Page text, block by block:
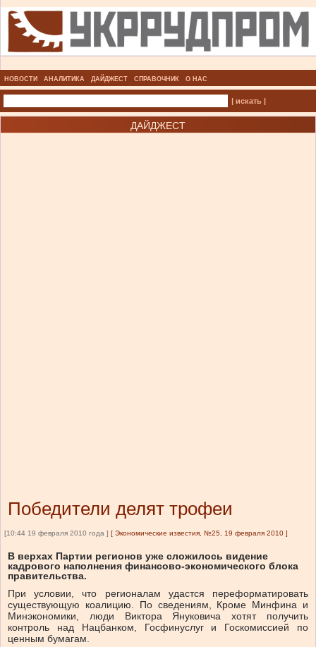
НОВОСТИ АНАЛИТИКА ДАЙДЖЕСТ СПРАВОЧНИК О НАС
| искать |
ДАЙДЖЕСТ
Победители делят трофеи
[10:44 19 февраля 2010 года ] [ Экономические известия, №25, 19 февраля 2010 ]
В верхах Партии регионов уже сложилось видение
кадрового наполнения финансово-экономического блока
правительства.
При условии, что регионалам удастся переформатировать
существующую коалицию. По сведениям, Кроме Минфина и
Минэкономики, люди Виктора Януковича хотят получить
контроль над Нацбанком, Госфинуслуг и Госкомиссией по
ценным бумагам.